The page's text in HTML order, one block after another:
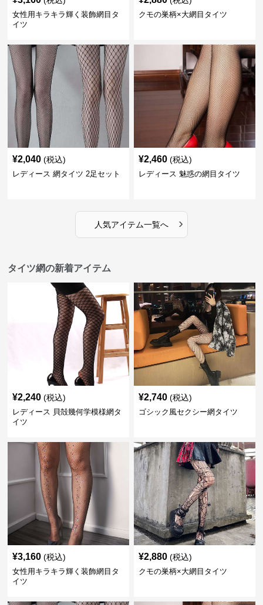
女性用キラキラ輝く装飾網目タ
イツ
クモの巣柄×大網目タイツ
¥2,040 (税込)
レディース 網タイツ 2足セット
¥2,460 (税込)
レディース 魅惑の網目タイツ
人気アイテム一覧へ ›
タイツ網の新着アイテム
¥2,240 (税込)
レディース 貝殻幾何学模様網タ
イツ
¥2,740 (税込)
ゴシック風セクシー網タイツ
¥3,160 (税込)
女性用キラキラ輝く装飾網目タ
イツ
¥2,880 (税込)
クモの巣柄×大網目タイツ